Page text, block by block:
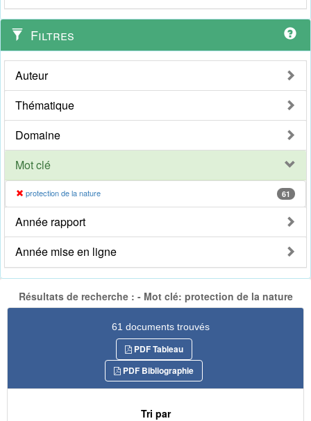
Filtres
Auteur
Thématique
Domaine
Mot clé
protection de la nature 61
Année rapport
Année mise en ligne
Résultats de recherche : - Mot clé: protection de la nature
61 documents trouvés
PDF Tableau
PDF Bibliographie
Tri par